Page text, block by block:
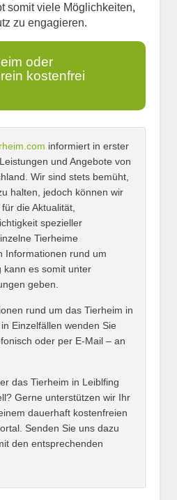
somit viele Möglichkeiten,
zu engagieren.
oder
kostenfrei
*
*
*
informiert in erster
und Angebote von
Wir sind stets bemüht,
halten, jedoch können wir
die Aktualität,
spezieller
Tierheime
Informationen rund um
kann es somit unter
geben.
rund um das Tierheim in
Einzelfällen wenden Sie
oder per E-Mail – an
das Tierheim in Leiblfing
Gerne unterstützen wir Ihr
dauerhaft kostenfreien
Senden Sie uns dazu
den entsprechenden